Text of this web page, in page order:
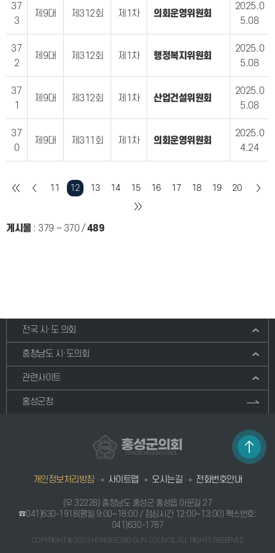
37
3
제9대 제312회 제1차 의회운영위원회
2025.0
5.08
37
2
제9대 제312회 제1차 행정복지위원회
2025.0
5.08
37
1
제9대 제312회 제1차 산업건설위원회
2025.0
5.08
37
0
제9대 제311회 제1차 의회운영위원회
2025.0
4.24
11 12 13 14 15 16 17 18 19 20
게시물: 379 ~ 370/489
전국 시·도 의회
충청남도 시·도의회
관련사이트
홍성군청
홍성군의회
HONGSEONG GUN COUNCIL
개인정보처리방침 사이트맵 오시는길 전화번호안내
(우 32228) 충청남도 홍성군 홍성읍 아문길 27
☎041)630-1918(평일 9:00~18:00 / 점심시간 12:00~13:00) 팩스번호:
041)630-1787
COPYRIGHT © 2023 HONGSEONG GUN COUNCIL ALL RIGHTS RESERVED